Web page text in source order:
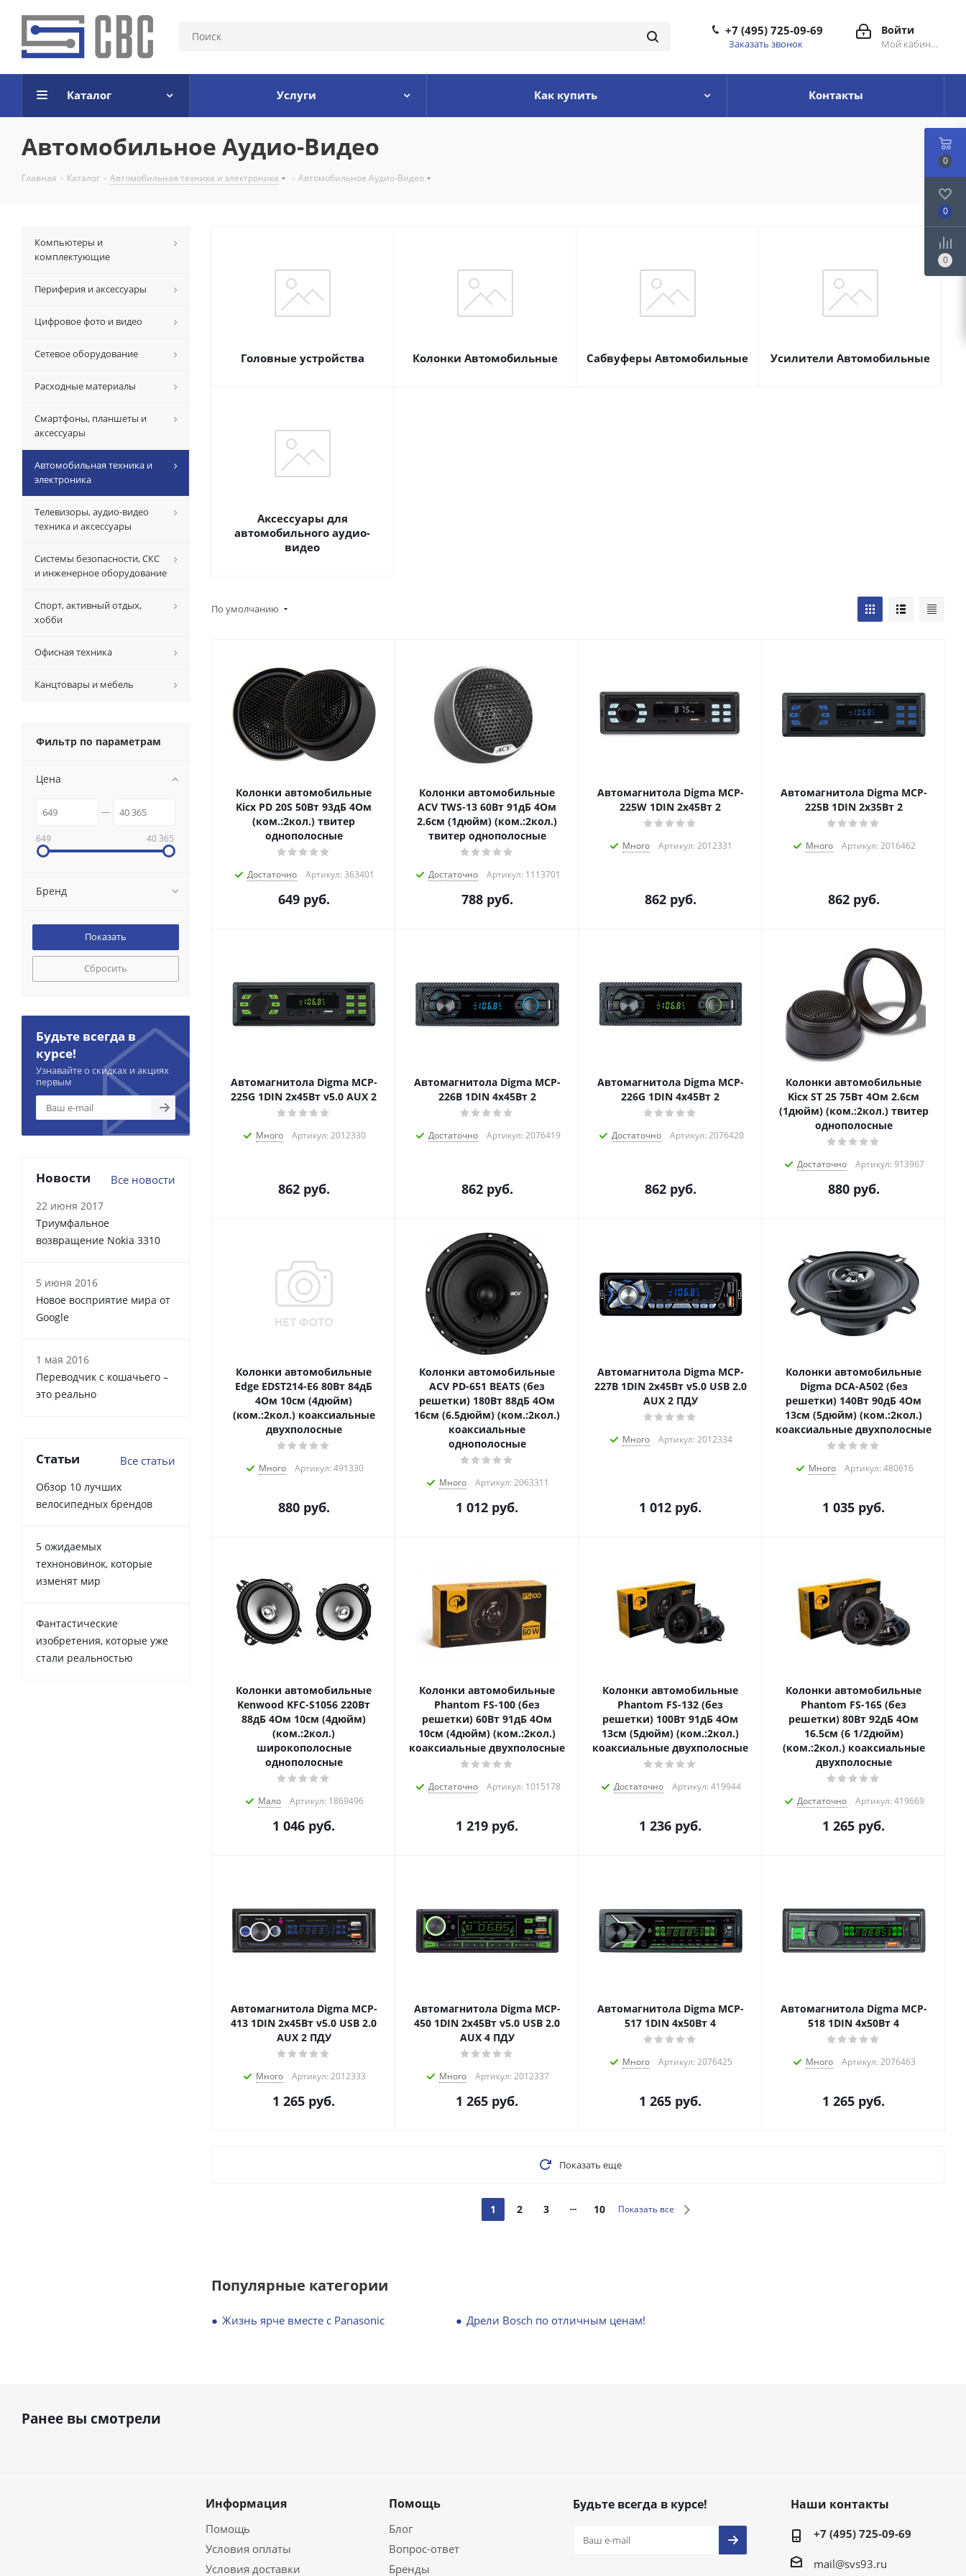
Войти
Мой кабинет
+7 (495) 725-09-69
Заказать звонок
Каталог Услуги Как купить Контакты
Автомобильное Аудио-Видео
Главная - Каталог - Автомобильная техника и электроника - Автомобильное Аудио-Видео
Головные устройства Колонки Автомобильные Сабвуферы Автомобильные Усилители Автомобильные
Аксессуары для
автомобильного аудио-
видео
По умолчанию
Колонки автомобильные
Kicx PD 20S 50Вт 93дБ 4Ом
(ком.:2кол.) твитер
однополосные
Достаточно Артикул: 363401
649руб.
Колонки автомобильные
ACV TWS-13 60Вт 91дБ 4Ом
2.6см (1дюйм) (ком.:2кол.)
твитер однополосные
Достаточно Артикул: 1113701
788руб.
Автомагнитола Digma MCP-
225W 1DIN 2x45Вт 2
Много Артикул: 2012331
862руб.
Автомагнитола Digma MCP-
225B 1DIN 2x35Вт 2
Много Артикул: 2016462
862руб.
Автомагнитола Digma MCP-
225G 1DIN 2x45Вт v5.0 AUX 2
Много Артикул: 2012330
862руб.
Автомагнитола Digma MCP-
226B 1DIN 4x45Вт 2
Достаточно Артикул: 2076419
862руб.
Автомагнитола Digma MCP-
226G 1DIN 4x45Вт 2
Достаточно Артикул: 2076420
862руб.
Колонки автомобильные
Kicx ST 25 75Вт 4Ом 2.6см
(1дюйм) (ком.:2кол.) твитер
однополосные
Достаточно Артикул: 913967
880руб.
Колонки автомобильные
Edge EDST214-E6 80Вт 84дБ
4Ом 10см (4дюйм)
(ком.:2кол.) коаксиальные
двухполосные
Много Артикул: 491330
880руб.
Колонки автомобильные
ACV PD-651 BEATS (без
решетки) 180Вт 88дБ 4Ом
16см (6.5дюйм) (ком.:2кол.)
коаксиальные
однополосные
Много Артикул: 2063311
1 012 руб.
Автомагнитола Digma MCP-
227B 1DIN 2x45Вт v5.0 USB 2.0
AUX 2 ПДУ
Много Артикул: 2012334
1 012 руб.
Колонки автомобильные
Digma DCA-A502 (без
решетки) 140Вт 90дБ 4Ом
13см (5дюйм) (ком.:2кол.)
коаксиальные двухполосные
Много Артикул: 480616
1 035 руб.
Колонки автомобильные
Kenwood KFC-S1056 220Вт
88дБ 4Ом 10см (4дюйм)
(ком.:2кол.)
широкополосные
однополосные
Мало Артикул: 1869496
1 046 руб.
Колонки автомобильные
Phantom FS-100 (без
решетки) 60Вт 91дБ 4Ом
10см (4дюйм) (ком.:2кол.)
коаксиальные двухполосные
Достаточно Артикул: 1015178
1 219 руб.
Колонки автомобильные
Phantom FS-132 (без
решетки) 100Вт 91дБ 4Ом
13см (5дюйм) (ком.:2кол.)
коаксиальные двухполосные
Достаточно Артикул: 419944
1 236 руб.
Колонки автомобильные
Phantom FS-165 (без
решетки) 80Вт 92дБ 4Ом
16.5см (6 1/2дюйм)
(ком.:2кол.) коаксиальные
двухполосные
Достаточно Артикул: 419669
1 265 руб.
Автомагнитола Digma MCP-
413 1DIN 2x45Вт v5.0 USB 2.0
AUX 2 ПДУ
Много Артикул: 2012333
1 265 руб.
Автомагнитола Digma MCP-
450 1DIN 2x45Вт v5.0 USB 2.0
AUX 4 ПДУ
Много Артикул: 2012337
1 265 руб.
Автомагнитола Digma MCP-
517 1DIN 4x50Вт 4
Много Артикул: 2076425
1 265 руб.
Автомагнитола Digma MCP-
518 1DIN 4x50Вт 4
Много Артикул: 2076463
1 265 руб.
Показать еще
1 2 3 10 Показать все
Популярные категории
Жизнь ярче вместе с Panasonic Дрели Bosch по отличным ценам!
Компьютеры и
комплектующие
Периферия и аксессуары
Цифровое фото и видео
Сетевое оборудование
Расходные материалы
Смартфоны, планшеты и
аксессуары
Автомобильная техника и
электроника
Телевизоры, аудио-видео
техника и аксессуары
Системы безопасности, СКС
и инженерное оборудование
Спорт, активный отдых,
хобби
Офисная техника
Канцтовары и мебель
Фильтр по параметрам
Цена
649 40 365
Бренд
Сбросить
Будьте всегда в
курсе!
Узнавайте о скидках и акциях
первым
Новости Все новости
22 июня 2017
Триумфальное
возвращение Nokia 3310
5 июня 2016
Новое восприятие мира от
Google
1 мая 2016
Переводчик с кошачьего –
это реально
Статьи Все статьи
Обзор 10 лучших
велосипедных брендов
5 ожидаемых
техноновинок, которые
изменят мир
Фантастические
изобретения, которые уже
стали реальностью
Ранее вы смотрели
Информация
Помощь
Условия оплаты
Условия доставки
Помощь
Блог
Вопрос-ответ
Бренды
Будьте всегда в курсе! Наши контакты
+7 (495) 725-09-69
mail@svs93.ru
0
0
0